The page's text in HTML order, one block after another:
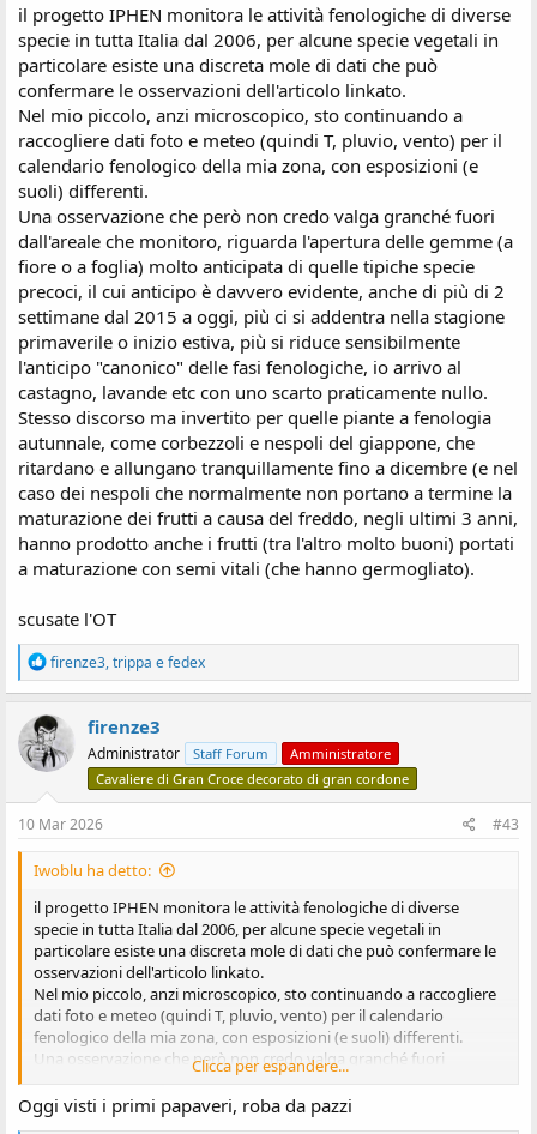
il progetto IPHEN monitora le attività fenologiche di diverse
specie in tutta Italia dal 2006, per alcune specie vegetali in
particolare esiste una discreta mole di dati che può
confermare le osservazioni dell'articolo linkato.
Nel mio piccolo, anzi microscopico, sto continuando a
raccogliere dati foto e meteo (quindi T, pluvio, vento) per il
calendario fenologico della mia zona, con esposizioni (e
suoli) differenti.
Una osservazione che però non credo valga granché fuori
dall'areale che monitoro, riguarda l'apertura delle gemme (a
fiore o a foglia) molto anticipata di quelle tipiche specie
precoci, il cui anticipo è davvero evidente, anche di più di 2
settimane dal 2015 a oggi, più ci si addentra nella stagione
primaverile o inizio estiva, più si riduce sensibilmente
l'anticipo "canonico" delle fasi fenologiche, io arrivo al
castagno, lavande etc con uno scarto praticamente nullo.
Stesso discorso ma invertito per quelle piante a fenologia
autunnale, come corbezzoli e nespoli del giappone, che
ritardano e allungano tranquillamente fino a dicembre (e nel
caso dei nespoli che normalmente non portano a termine la
maturazione dei frutti a causa del freddo, negli ultimi 3 anni,
hanno prodotto anche i frutti (tra l'altro molto buoni) portati
a maturazione con semi vitali (che hanno germogliato).
scusate l'OT
R
e
a
z
i
o
n
i
firenze3,trippa efedex
firenze3
Administrator Staff Forum
Amministratore
Cavaliere di Gran Croce decorato di gran cordone
10 Mar 2026 #43
Iwoblu ha detto:
il progetto IPHEN monitora le attività fenologiche di diverse
specie in tutta Italia dal 2006, per alcune specie vegetali in
particolare esiste una discreta mole di dati che può confermare le
osservazioni dell'articolo linkato.
Nel mio piccolo, anzi microscopico, sto continuando a raccogliere
dati foto e meteo (quindi T, pluvio, vento) per il calendario
fenologico della mia zona, con esposizioni (e suoli) differenti.
Una osservazione che però non credo valga granché fuori
dall'areale che monitoro, riguarda l'apertura delle gemme (a fiore
o a foglia) molto anticipata di quelle tipiche specie precoci, il cui
anticipo è davvero evidente, anche di più di 2 settimane dal 2015 a
Clicca per espandere...
Oggi visti i primi papaveri, roba da pazzi